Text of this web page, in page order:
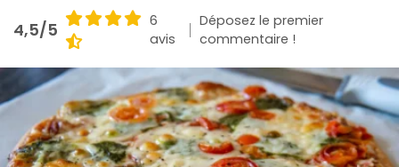
Connexion
4,5/5
6
avis
Déposez le premier
commentaire !